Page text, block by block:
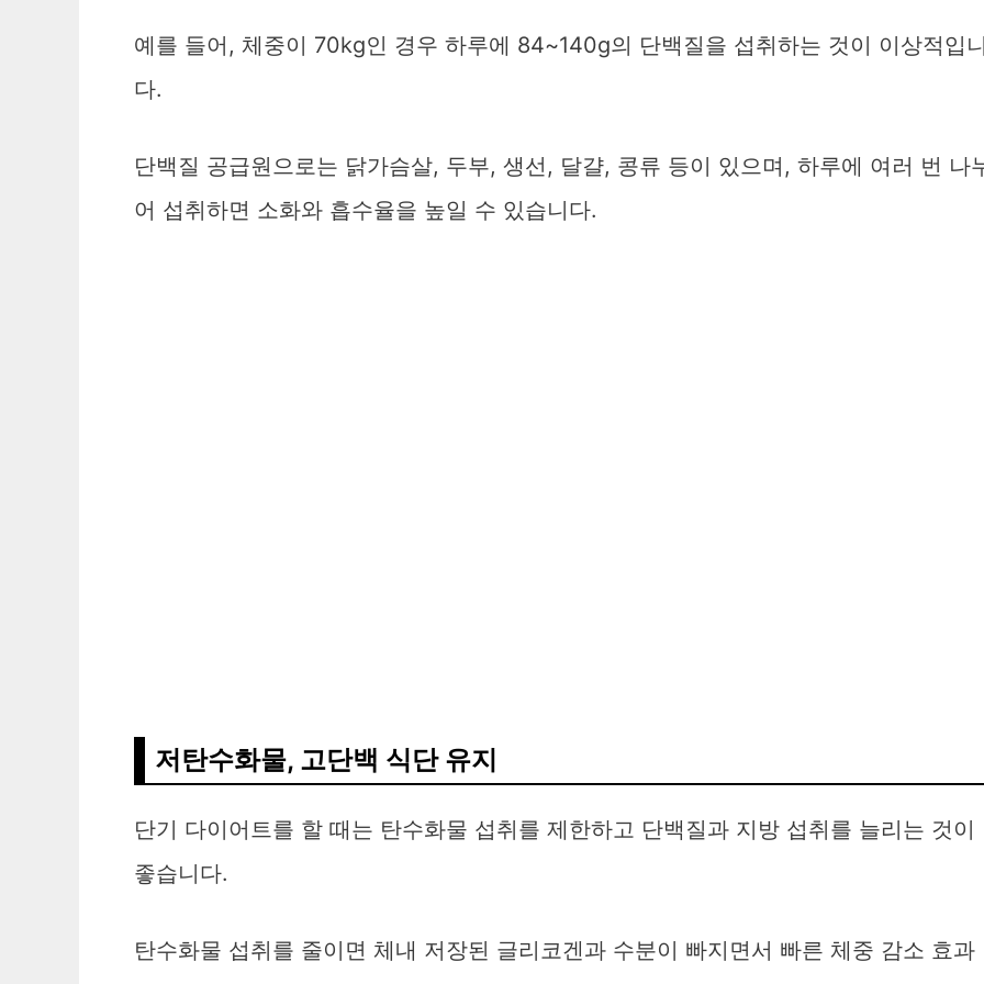
예를 들어, 체중이 70kg인 경우 하루에 84~140g의 단백질을 섭취하는 것이 이상적입
다.
단백질 공급원으로는 닭가슴살, 두부, 생선, 달걀, 콩류 등이 있으며, 하루에 여러 번 나
어 섭취하면 소화와 흡수율을 높일 수 있습니다.
저탄수화물, 고단백 식단 유지
단기 다이어트를 할 때는 탄수화물 섭취를 제한하고 단백질과 지방 섭취를 늘리는 것이
좋습니다.
탄수화물 섭취를 줄이면 체내 저장된 글리코겐과 수분이 빠지면서 빠른 체중 감소 효과